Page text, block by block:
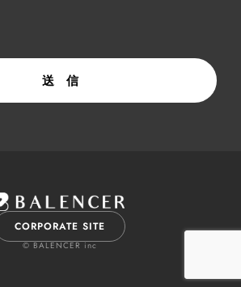
送 信
CORPORATE SITE
© BALENCER inc